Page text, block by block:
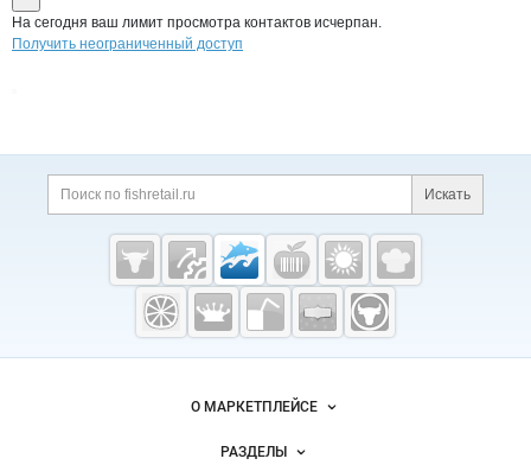
На сегодня ваш лимит просмотра контактов исчерпан.
Получить неограниченный доступ
Дополнительная информация
Поиск по сайту и
Искать
Cсылки на полезные проекты
Fishretail.ru —
рыба,
морепродукты
Важные разделы и контакты
Навигация по сайтуО МАРКЕТПЛЕЙСЕ
Новости Fishretail.ru
РАЗДЕЛЫ